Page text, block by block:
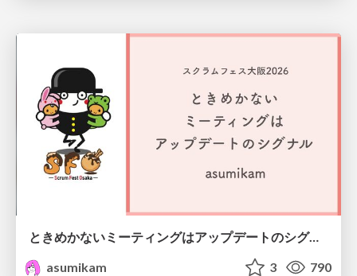
ときめかないミーティングはアップデートのシグナル #scrumosaka
asumikam
3 790